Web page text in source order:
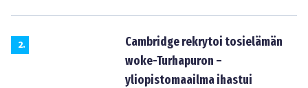
2.
Cambridge rekrytoi tosielämän
woke-Turhapuron –
yliopistomaailma ihastui